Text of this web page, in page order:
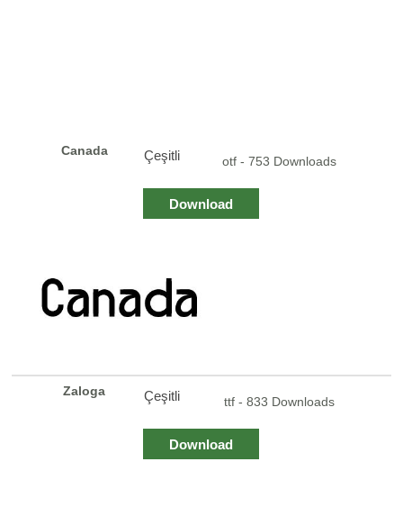
Canada Çeşitli otf - 753 Downloads
Download
Zaloga Çeşitli ttf - 833 Downloads
Download